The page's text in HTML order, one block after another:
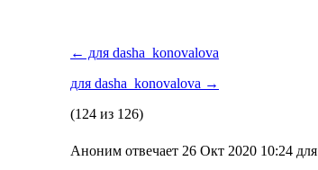
← для dasha_konovalova
для dasha_konovalova →
(124 из 126)
Аноним отвечает 26 Окт 2020 10:24 для